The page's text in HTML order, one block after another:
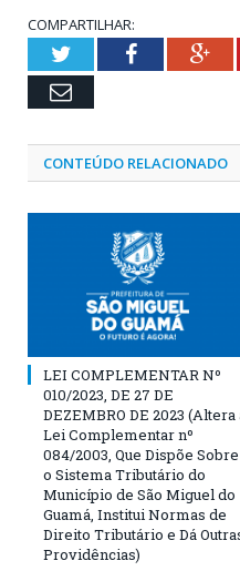
COMPARTILHAR:
TwitterFacebook
Email
CONTEÚDO RELACIONADO
LEI COMPLEMENTAR Nº
010/2023, DE 27 DE
DEZEMBRO DE 2023 (Altera
Lei Complementar nº
084/2003, Que Dispõe Sobre
o Sistema Tributário do
Município de São Miguel do
Guamá, Institui Normas de
Direito Tributário e Dá
Providências)